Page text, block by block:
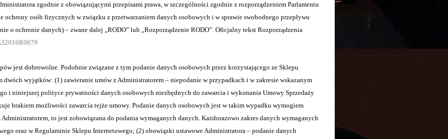
zgodnie z obowiązującymi przepisami prawa, w szczególności zgodnie z rozporządzeniem Parlamentu
osób fizycznych w związku z przetwarzaniem danych osobowych i w sprawie swobodnego przepływu
o ochronie danych) – zwane dalej „RODO” lub „Rozporządzenie RODO”. Oficjalny tekst Rozporządzenia
jest dobrowolne. Podobnie związane z tym podanie danych osobowych przez korzystającego ze Sklepu
wyjątków: (1) zawieranie umów z Administratorem – niepodanie w przypadkach i w zakresie wskazanym
i niniejszej polityce prywatności danych osobowych niezbędnych do zawarcia i wykonania Umowy Sprzedaży
brakiem możliwości zawarcia tejże umowy. Podanie danych osobowych jest w takim wypadku wymogiem
to jest zobowiązana do podania wymaganych danych. Każdorazowo zakres danych wymaganych
oraz w Regulaminie Sklepu Internetowego; (2) obowiązki ustawowe Administratora – podanie danych